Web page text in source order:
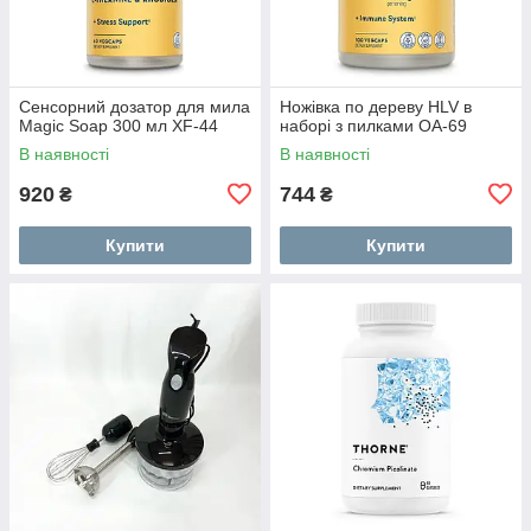
Сенсорний дозатор для мила
Magic Soap 300 мл XF-44
В наявності
920 ₴
Купити
Ножівка по дереву HLV в
наборі з пилками OA-69
В наявності
744 ₴
Купити